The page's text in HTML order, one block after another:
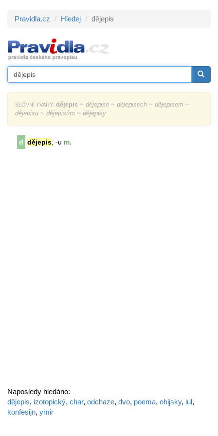
Pravidla.cz Hledej dějepis
SLOVNÍ TVARY: dějepis ~ dějepise ~ dějepisech ~ dějepisem ~
dějepisu ~ dějepisům ~ dějepisy
d dějepis , -u m.
Naposledy hledáno:
dějepis, izotopický, char, odchaze, dvo, poema, ohijsky, iul,
konfesijn, ymir